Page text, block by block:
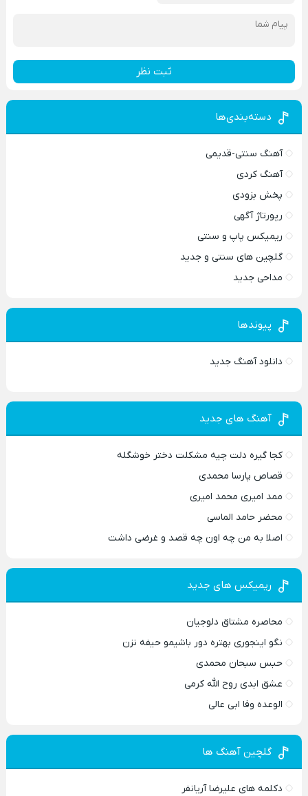
ثبت نظر
دسته‌بندی‌ها
آهنگ سنتی-قدیمی
آهنگ کردی
پخش بزودی
رپورتاژ آگهی
ریمیکس پاپ و سنتی
گلچین های سنتی و جدید
مداحی جدید
پیوندها
دانلود آهنگ جدید
آهنگ های جدید
کجا گیره دلت چیه مشکلت دختر خوشگله
قصاص پارسا محمدی
ممد امیری محمد امیری
محضر حامد الماسی
اصلا به من چه اون چه قصد و غرضی داشت
ریمیکس های جدید
محاصره مشتاق دلوجیان
نگو اینجوری بهتره دور باشیمو حیفه نزن
حبس سبحان محمدی
عشق ابدی روح الله کرمی
الوعده وفا ابی عالی
گلچین آهنگ ها
دکلمه های علیرضا آریانفر